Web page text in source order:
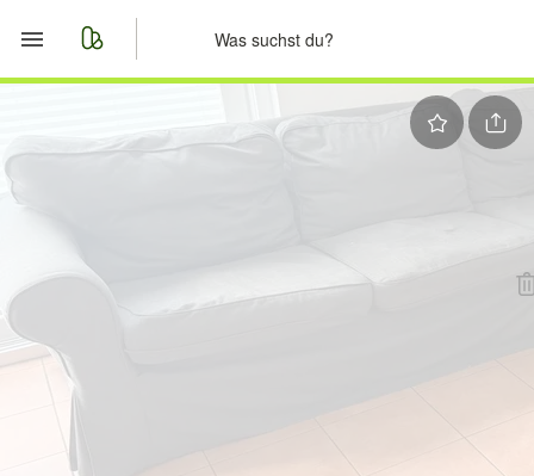
Anzeige aufgeben